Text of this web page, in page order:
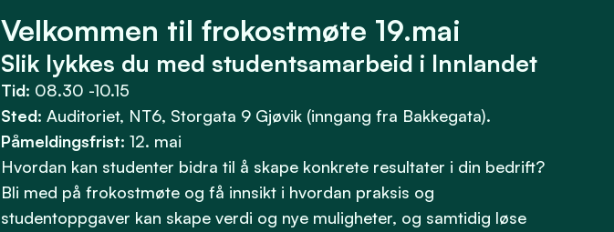
Velkommen til frokostmøte 19.mai
Slik lykkes du med studentsamarbeid i Innlandet
Tid: 08.30 -10.15
Sted: Auditoriet, NT6, Storgata 9 Gjøvik (inngang fra Bakkegata).
Påmeldingsfrist: 12. mai
Hvordan kan studenter bidra til å skape konkrete resultater i din bedrift?
Bli med på frokostmøte og få innsikt i hvordan praksis og
studentoppgaver kan skape verdi og nye muligheter, og samtidig løse